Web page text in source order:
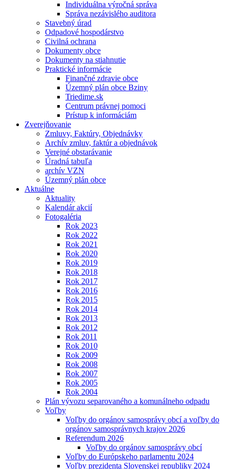
Individuálna výročná správa
Správa nezávislého auditora
Stavebný úrad
Odpadové hospodárstvo
Civilná ochrana
Dokumenty obce
Dokumenty na stiahnutie
Praktické informácie
Finančné zdravie obce
Územný plán obce Bziny
Triedime.sk
Centrum právnej pomoci
Prístup k informáciám
Zverejňovanie
Zmluvy, Faktúry, Objednávky
Archív zmluv, faktúr a objednávok
Verejné obstarávanie
Úradná tabuľa
archív VZN
Územný plán obce
Aktuálne
Aktuality
Kalendár akcií
Fotogaléria
Rok 2023
Rok 2022
Rok 2021
Rok 2020
Rok 2019
Rok 2018
Rok 2017
Rok 2016
Rok 2015
Rok 2014
Rok 2013
Rok 2012
Rok 2011
Rok 2010
Rok 2009
Rok 2008
Rok 2007
Rok 2005
Rok 2004
Plán vývozu separovaného a komunálneho odpadu
Voľby
Voľby do orgánov samosprávy obcí a voľby do
orgánov samosprávnych krajov 2026
Referendum 2026
Voľby do orgánov samosprávy obcí
Voľby do Európskeho parlamentu 2024
Voľby prezidenta Slovenskej republiky 2024